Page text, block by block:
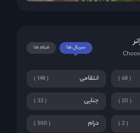
فیلم ها سریال ها
68 انتقامی 148
20 جنایی 33
2 درام 500